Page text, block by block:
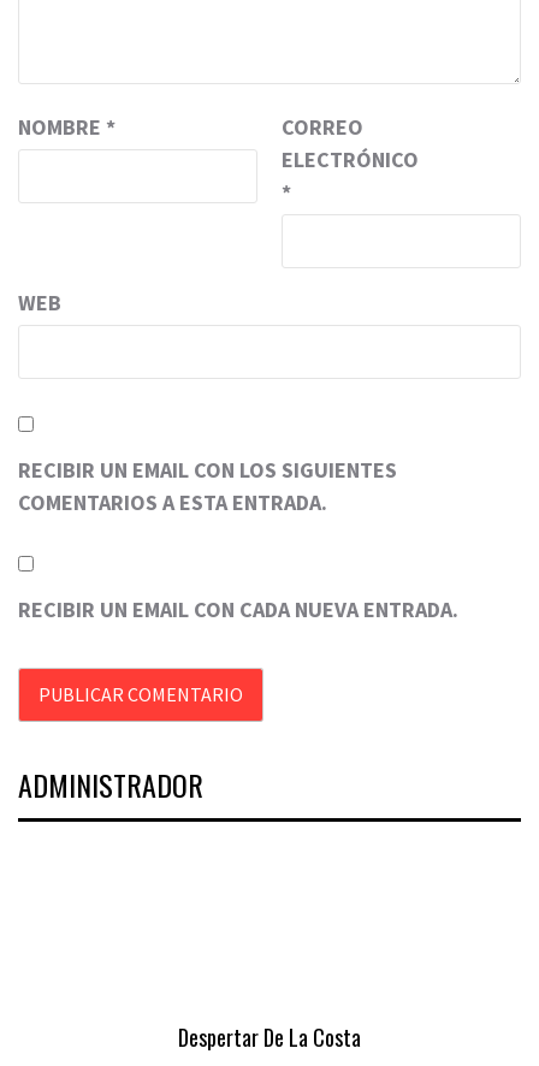
NOMBRE *
CORREO
ELECTRÓNICO
*
WEB
RECIBIR UN EMAIL CON LOS SIGUIENTES
COMENTARIOS A ESTA ENTRADA.
RECIBIR UN EMAIL CON CADA NUEVA ENTRADA.
ADMINISTRADOR
Despertar De La Costa